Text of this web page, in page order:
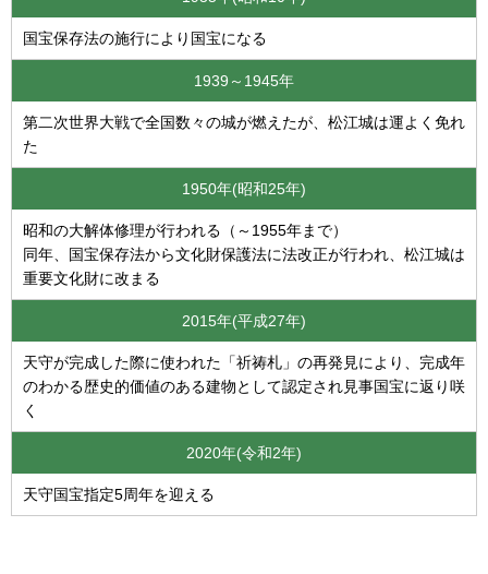
国宝保存法の施行により国宝になる
1939～1945年
第二次世界大戦で全国数々の城が燃えたが、松江城は運よく免れ
た
1950年(昭和25年)
昭和の大解体修理が行われる（～1955年まで）
同年、国宝保存法から文化財保護法に法改正が行われ、松江城は
重要文化財に改まる
2015年(平成27年)
天守が完成した際に使われた「祈祷札」の再発見により、完成年
のわかる歴史的価値のある建物として認定され見事国宝に返り咲
く
2020年(令和2年)
天守国宝指定5周年を迎える